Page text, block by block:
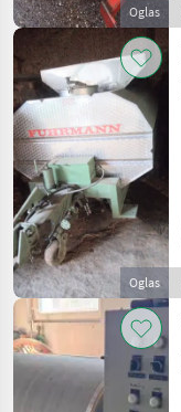
Oglas
Oglas